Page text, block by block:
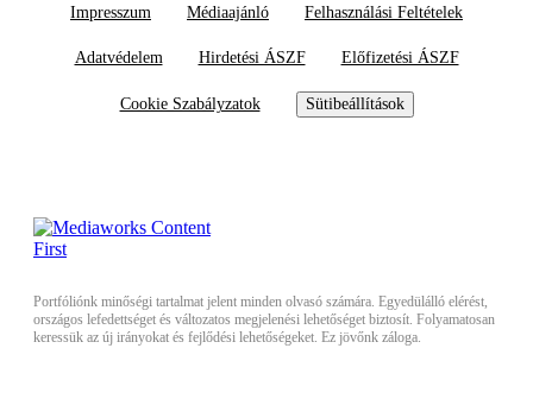
Impresszum Médiaajánló Felhasználási Feltételek
Adatvédelem Hirdetési ÁSZF Előfizetési ÁSZF
Cookie Szabályzatok Sütibeállítások
Portfóliónk minőségi tartalmat jelent minden olvasó számára. Egyedülálló elérést,
országos lefedettséget és változatos megjelenési lehetőséget biztosít. Folyamatosan
keressük az új irányokat és fejlődési lehetőségeket. Ez jövőnk záloga.